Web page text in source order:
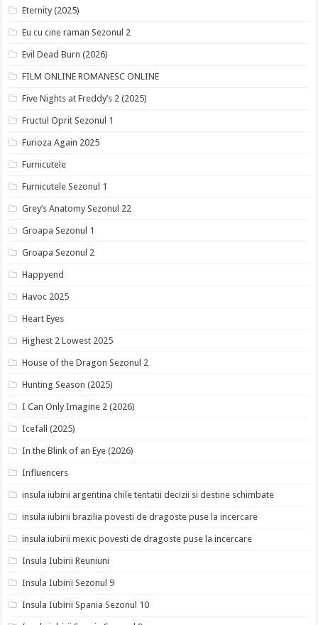
Eternity (2025)
Eu cu cine raman Sezonul 2
Evil Dead Burn (2026)
FILM ONLINE ROMANESC ONLINE
Five Nights at Freddy’s 2 (2025)
Fructul Oprit Sezonul 1
Furioza Again 2025
Furnicutele
Furnicutele Sezonul 1
Grey’s Anatomy Sezonul 22
Groapa Sezonul 1
Groapa Sezonul 2
Happyend
Havoc 2025
Heart Eyes
Highest 2 Lowest 2025
House of the Dragon Sezonul 2
Hunting Season (2025)
I Can Only Imagine 2 (2026)
Icefall (2025)
In the Blink of an Eye (2026)
Influencers
insula iubirii argentina chile tentatii decizii si destine schimbate
insula iubirii brazilia povesti de dragoste puse la incercare
insula iubirii mexic povesti de dragoste puse la incercare
Insula Iubirii Reuniuni
Insula Iubirii Sezonul 9
Insula Iubirii Spania Sezonul 10